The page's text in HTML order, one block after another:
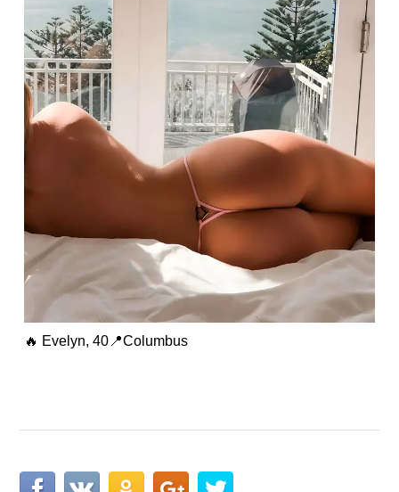
🔥 Evelyn, 40📍Columbus